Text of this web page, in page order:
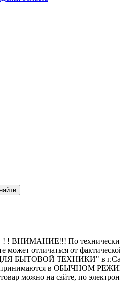
По техническим
отличаться от
ТЕХНИКИ" в г.Санкт-
принимаются в ОБЫЧНОМ
товар можно на сайте, по